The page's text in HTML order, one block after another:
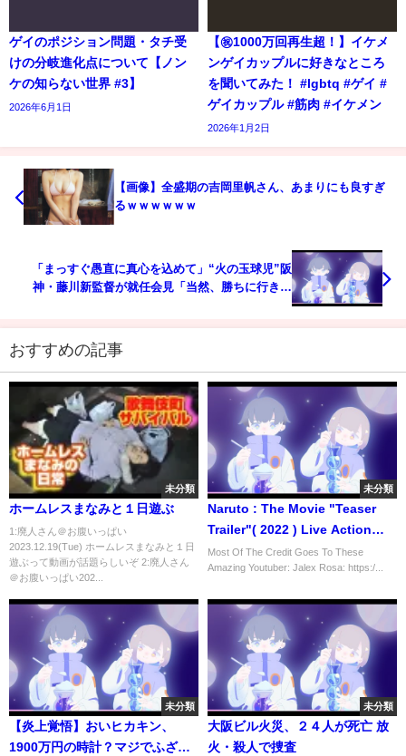
ゲイのポジション問題・タチ受
けの分岐進化点について【ノン
ケの知らない世界 #3】
2026年6月1日
【㊗️1000万回再生超！】イケメ
ンゲイカップルに好きなところ
を聞いてみた！ #lgbtq #ゲイ #
ゲイカップル #筋肉 #イケメン
2026年1月2日
【画像】全盛期の吉岡里帆さん、あまりにも良すぎ
るｗｗｗｗｗｗ
「まっすぐ愚直に真心を込めて」“火の玉球児”阪
神・藤川新監督が就任会見「当然、勝ちに行きま
おすすめの記事
未分類
ホームレスまなみと１日遊ぶ
1:廃人さん＠お腹いっぱい
2023.12.19(Tue) ホームレスまなみと１日
遊ぶって動画が話題らしいぞ 2:廃人さん
＠お腹いっぱい202...
未分類
Naruto : The Movie "Teaser
Trailer"( 2022 ) Live Action
"Concept" #trailernaruto
#liveaction #movie
Most Of The Credit Goes To These
Amazing Youtuber: Jalex Rosa: https:/...
未分類
【炎上覚悟】おいヒカキン、
1900万円の時計？マジでふざけ
未分類
大阪ビル火災、２４人が死亡 放
火・殺人で捜査